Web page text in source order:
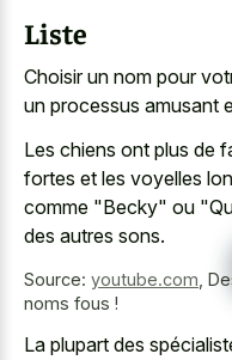
Liste
Choisir un nom pour
un processus amusant
Les chiens ont plus de
fortes et les voyelles
comme "Becky" ou
des autres sons.
Source: youtube.com
noms fous !
La plupart des